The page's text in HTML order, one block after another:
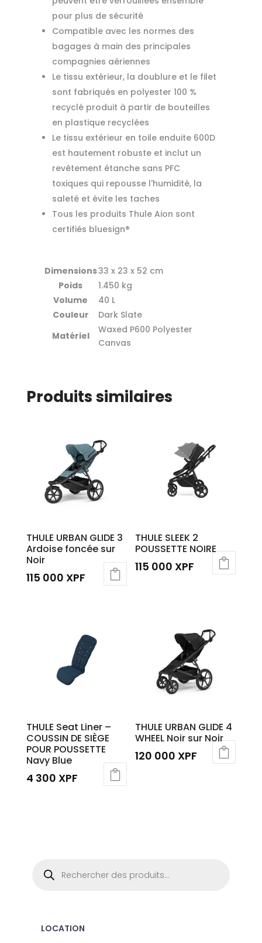
pour plus de sécurité
Compatible avec les normes des
bagages à main des principales
compagnies aériennes
Le tissu extérieur, la doublure et le filet
sont fabriqués en polyester 100 %
recyclé produit à partir de bouteilles
en plastique recyclées
Le tissu extérieur en toile enduite 600D
est hautement robuste et inclut un
revêtement étanche sans PFC
toxiques qui repousse l'humidité, la
saleté et évite les taches
Tous les produits Thule Aion sont
certifiés bluesign®
Dimensions33 x 23 x 52 cm
Poids
1.450 kg
Volume
40 L
Couleur
Dark Slate
Matériel
Waxed P600 Polyester
Canvas
Produits similaires
THULE URBAN GLIDE 3
Ardoise foncée sur
Noir
115 000 XPF
THULE SLEEK 2
POUSSETTE NOIRE
115 000 XPF
THULE Seat Liner –
COUSSIN DE SIÈGE
POUR POUSSETTE
Navy Blue
4 300 XPF
THULE URBAN GLIDE 4
WHEEL Noir sur Noir
120 000 XPF
produits
LOCATION